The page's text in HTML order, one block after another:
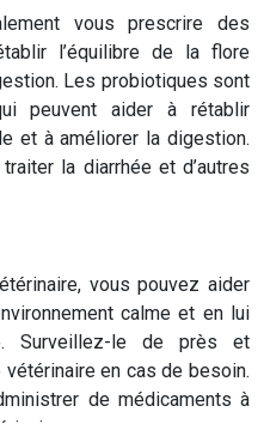
vous prescrire des
l’équilibre de la flore
Les probiotiques sont
peuvent aider à rétablir
et à améliorer la digestion.
la diarrhée et d’autres
vous pouvez aider
calme et en lui
Surveillez-le de près et
en cas de besoin.
de médicaments à